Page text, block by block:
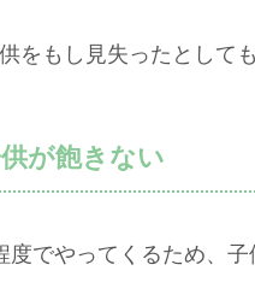
をもし見失ったとして
が飽きない
でやってくるため、子